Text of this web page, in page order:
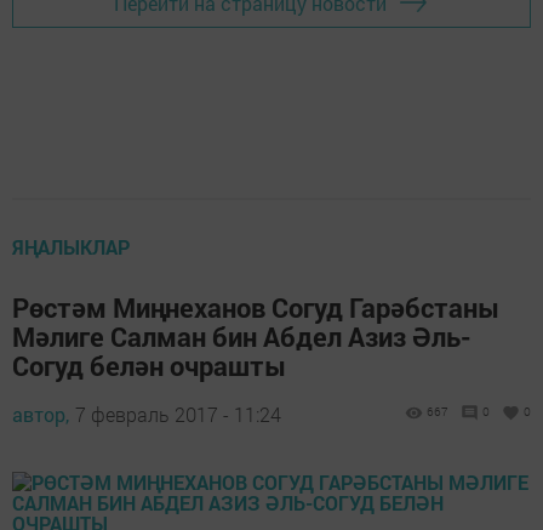
ЯҢАЛЫКЛАР
Рөстәм Миңнеханов Согуд Гарәбстаны
Мәлиге Салман бин Абдел Азиз Әль-
Согуд белән очрашты
автор, 7 февраль 2017 - 11:24 667 0 0